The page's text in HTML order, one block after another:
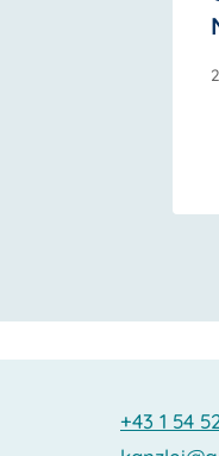
+43 1 54